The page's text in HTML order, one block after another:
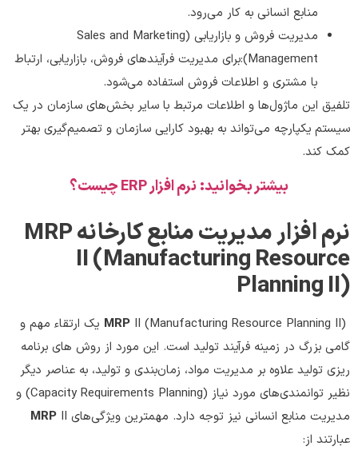
منابع انسانی به کار می‌رود.
مدیریت فروش و بازاریابی (Sales and Marketing
Management):برای مدیریت فرآیندهای فروش، بازاریابی، ارتباط
با مشتری و اطلاعات فروش استفاده می‌شود.
تلفیق این ماژول‌ها و اطلاعات مرتبط با سایر بخش‌های سازمان در یک
سیستم یکپارچه می‌تواند به بهبود کارایی سازمان و تصمیم‌گیری بهتر
کمک کند.
بیشتر بخوانید: نرم افزار ERP چیست؟
نرم افزار مدیریت منابع کارخانه MRP
II (Manufacturing Resource
Planning II)
MRP II (Manufacturing Resource Planning II) یک ارتقاء مهم و
گامی بزرگ در زمینه‌ فرآیند تولید است. این مورد از روش های برنامه
ریزی تولید علاوه بر مدیریت مواد، زمان‌بندی و تولید، به عناصر دیگر
نظیر توانمندی‌های مورد نیاز (Capacity Requirements Planning) و
مدیریت منابع انسانی نیز توجه دارد. مهمترین ویژگی‌های
MRP II
عبارتند از: